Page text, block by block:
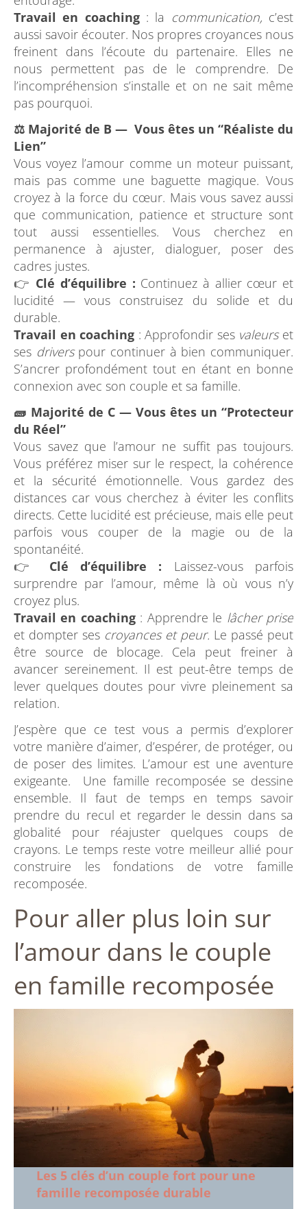
Travail en coaching: la communication, c’est
aussi savoir écouter. Nos propres croyances nous
freinent dans l’écoute du partenaire. Elles ne
nous permettent pas de le comprendre. De
l’incompréhension s’installe et on ne sait même
pas pourquoi.
⚖️ Majorité de B — Vous êtes un “Réaliste du
Lien”
Vous voyez l’amour comme un moteur puissant,
mais pas comme une baguette magique. Vous
croyez à la force du cœur. Mais vous savez aussi
que communication, patience et structure sont
tout aussi essentielles. Vous cherchez en
permanence à ajuster, dialoguer, poser des
cadres justes.
👉 Clé d’équilibre : Continuez à allier cœur et
lucidité — vous construisez du solide et du
durable.
Travail en coaching : Approfondir ses valeurset
ses drivers pour continuer à bien communiquer.
S’ancrer profondément tout en étant en bonne
connexion avec son couple et sa famille.
🧱 Majorité de C — Vous êtes un “Protecteur
du Réel”
Vous savez que l’amour ne suffit pas toujours.
Vous préférez miser sur le respect, la cohérence
et la sécurité émotionnelle. Vous gardez des
distances car vous cherchez à éviter les conflits
directs. Cette lucidité est précieuse, mais elle peut
parfois vous couper de la magie ou de la
spontanéité.
👉 Clé d’équilibre : Laissez-vous parfois
surprendre par l’amour, même là où vous n’y
croyez plus.
Travail en coaching: Apprendre le lâcher prise
et dompter ses croyances et peur. Le passé peut
être source de blocage. Cela peut freiner à
avancer sereinement. Il est peut-être temps de
lever quelques doutes pour vivre pleinement sa
relation.
J’espère que ce test vous a permis d’explorer
votre manière d’aimer, d’espérer, de protéger, ou
de poser des limites. L’amour est une aventure
exigeante. Une famille recomposée se dessine
ensemble. Il faut de temps en temps savoir
prendre du recul et regarder le dessin dans sa
globalité pour réajuster quelques coups de
crayons. Le temps reste votre meilleur allié pour
construire les fondations de votre famille
recomposée.
Pour aller plus loin sur
l’amour dans le couple
en famille recomposée
Les 5 clés d’un couple fort pour une
famille recomposée durable